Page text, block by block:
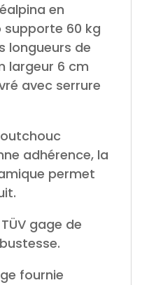
en
supporte 60 kg
longueurs de
largeur 6 cm
avec serrure
adhérence, la
permet
gage de
fournie